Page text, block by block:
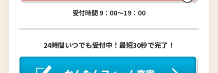
受付時間 9：00〜19：00
24時間いつでも受付中！最短30秒で完了！